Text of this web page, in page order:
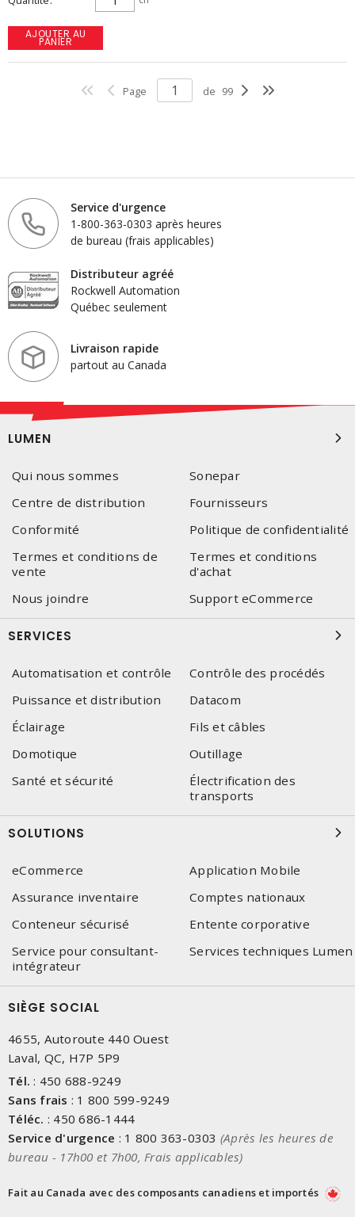
AJOUTER AU
PANIER
Page de 99
Service d'urgence
1-800-363-0303 après heures
de bureau (frais applicables)
Distributeur agréé
Rockwell Automation
Québec seulement
Livraison rapide
partout au Canada
LUMEN
Qui nous sommes
Sonepar
Centre de distribution
Fournisseurs
Conformité
Politique de confidentialité
Termes et conditions de
vente
Termes et conditions
d'achat
Nous joindre
Support eCommerce
SERVICES
Automatisation et contrôle
Contrôle des procédés
Puissance et distribution
Datacom
Éclairage
Fils et câbles
Domotique
Outillage
Santé et sécurité
Électrification des
transports
SOLUTIONS
eCommerce
Application Mobile
Assurance inventaire
Comptes nationaux
Conteneur sécurisé
Entente corporative
Service pour consultant-
intégrateur
Services techniques Lumen
SIÈGE SOCIAL
4655, Autoroute 440 Ouest
Laval, QC, H7P 5P9
Tél. : 450 688-9249
Sans frais : 1 800 599-9249
Téléc. : 450 686-1444
Service d'urgence : 1 800 363-0303 (Après les heures de
bureau - 17h00 et 7h00, Frais applicables)
Fait au Canada avec des composants canadiens et importés